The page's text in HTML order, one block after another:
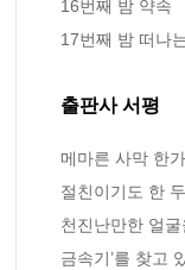
16번째 밤 약속
17번째 밤 떠나
출판사 서평
메마른 사막 한
절친이기도 한
천진난만한 얼
금속기’를 찾고